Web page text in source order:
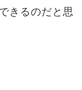
きるのだと思